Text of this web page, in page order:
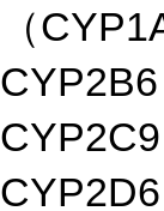
（
CYP2B6